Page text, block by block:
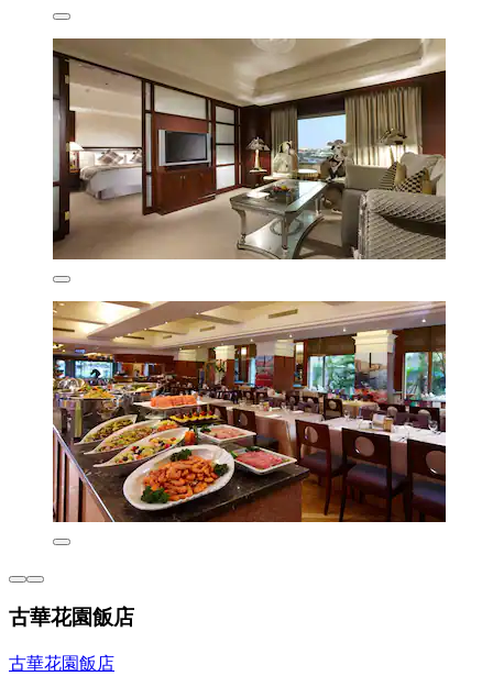
古華花園飯店
古華花園飯店